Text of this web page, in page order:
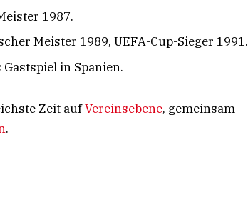
1987.
Meister 1989, UEFA-Cup-Sieger 1991.
in Spanien.
Zeit aufVereinsebene, gemeinsam
.